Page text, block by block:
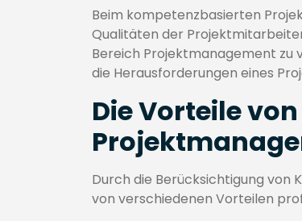
Beim kompetenzbasierten
Qualitäten der
Bereich Projektmanagement zu
die Herausforderungen eines
Die Vorteile
Durch die Berücksichtigung
von verschiedenen Vorteilen